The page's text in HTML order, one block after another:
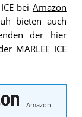
bei Amazon
bieten auch
der hier
MARLEE ICE
Amazon